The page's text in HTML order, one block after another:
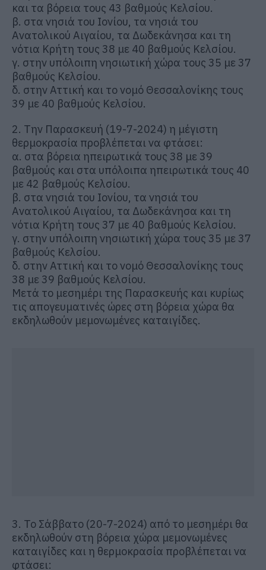
και τα βόρεια τους 43 βαθμούς Κελσίου.
β. στα νησιά του Ιονίου, τα νησιά του
Ανατολικού Αιγαίου, τα Δωδεκάνησα και τη
νότια Κρήτη τους 38 με 40 βαθμούς Κελσίου.
γ. στην υπόλοιπη νησιωτική χώρα τους 35 με 37
βαθμούς Κελσίου.
δ. στην Αττική και το νομό Θεσσαλονίκης τους
39 με 40 βαθμούς Κελσίου.
2. Την Παρασκευή (19-7-2024) η μέγιστη
θερμοκρασία προβλέπεται να φτάσει:
α. στα βόρεια ηπειρωτικά τους 38 με 39
βαθμούς και στα υπόλοιπα ηπειρωτικά τους 40
με 42 βαθμούς Κελσίου.
β. στα νησιά του Ιονίου, τα νησιά του
Ανατολικού Αιγαίου, τα Δωδεκάνησα και τη
νότια Κρήτη τους 37 με 40 βαθμούς Κελσίου.
γ. στην υπόλοιπη νησιωτική χώρα τους 35 με 37
βαθμούς Κελσίου.
δ. στην Αττική και το νομό Θεσσαλονίκης τους
38 με 39 βαθμούς Κελσίου.
Μετά το μεσημέρι της Παρασκευής και κυρίως
τις απογευματινές ώρες στη βόρεια χώρα θα
εκδηλωθούν μεμονωμένες καταιγίδες.
3. Το Σάββατο (20-7-2024) από το μεσημέρι θα
εκδηλωθούν στη βόρεια χώρα μεμονωμένες
καταιγίδες και η θερμοκρασία προβλέπεται να
φτάσει: